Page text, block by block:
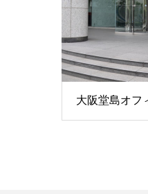
大阪堂島オフ